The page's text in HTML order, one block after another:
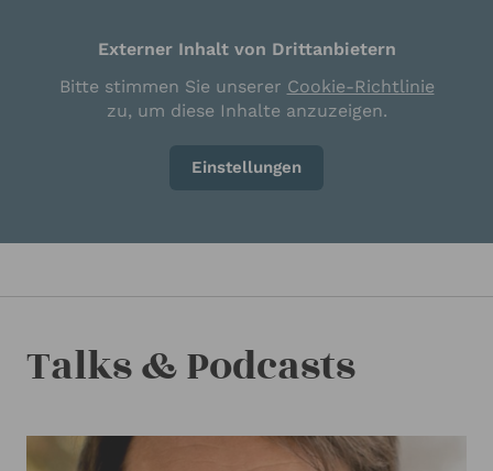
Externer Inhalt von Drittanbietern
Bitte stimmen Sie unserer Cookie-Richtlinie
zu, um diese Inhalte anzuzeigen.
Einstellungen
Talks & Podcasts